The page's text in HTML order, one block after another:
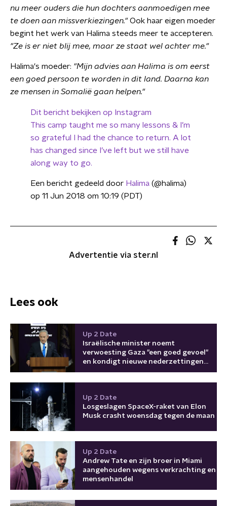
nu meer ouders die hun dochters aanmoedigen mee
te doen aan missverkiezingen."Ook haar eigen moeder
begint het werk van Halima steeds meer te accepteren.
"Ze is er niet blij mee, maar ze staat wel achter me."
Halima's moeder: "Mijn advies aan Halima is om eerst
een goed persoon te worden in dit land. Daarna kan
ze mensen in Somalië gaan helpen."
Dit bericht bekijken op Instagram
This camp taught me so many lessons & I’m
so grateful I had the chance to return. A lot
has changed since I’ve left but we still have
along way to go.
Een bericht gedeeld door Halima (@halima)
op 11 Jun 2018 om 10:19 (PDT)
Advertentie via ster.nl
Lees ook
Up 2 Date
Israëlische minister noemt
verwoesting Gaza "een goed gevoel"
en kondigt nieuwe nederzettingen
Up 2 Date
Losgeslagen SpaceX-raket van Elon
Musk crasht woensdag tegen de maan
Up 2 Date
Andrew Tate en zijn broer in Miami
aangehouden wegens verkrachting en
mensenhandel